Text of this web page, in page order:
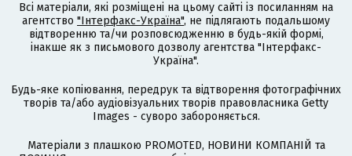
Всі матеріали, які розміщені на цьому сайті із посиланням на
агентство "Інтерфакс-Україна", не підлягають подальшому
відтворенню та/чи розповсюдженню в будь-якій формі,
інакше як з письмового дозволу агентства "Інтерфакс-
Україна".
Будь-яке копіювання, передрук та відтворення фотографічних
творів та/або аудіовізуальних творів правовласника Getty
Images - суворо забороняється.
Матеріали з плашкою PROMOTED, НОВИНИ КОМПАНІЙ та